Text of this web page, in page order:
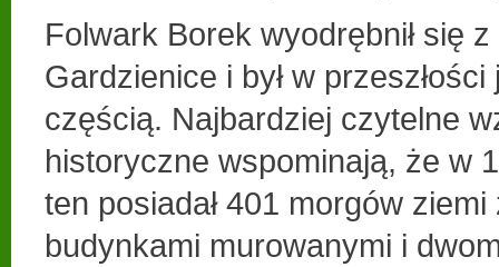
Folwark Borek wyodrębnił się
Gardzienice i był w
częścią. Najbardziej czytelne
historyczne wspominają, że w
ten posiadał 401 morgów
budynkami murowanymi i